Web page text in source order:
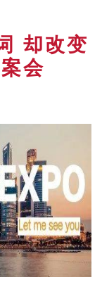
却改变
会